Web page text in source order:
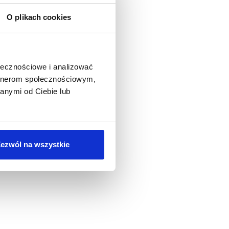
O plikach cookies
i analizować
społecznościowym,
od Ciebie lub
na wszystkie